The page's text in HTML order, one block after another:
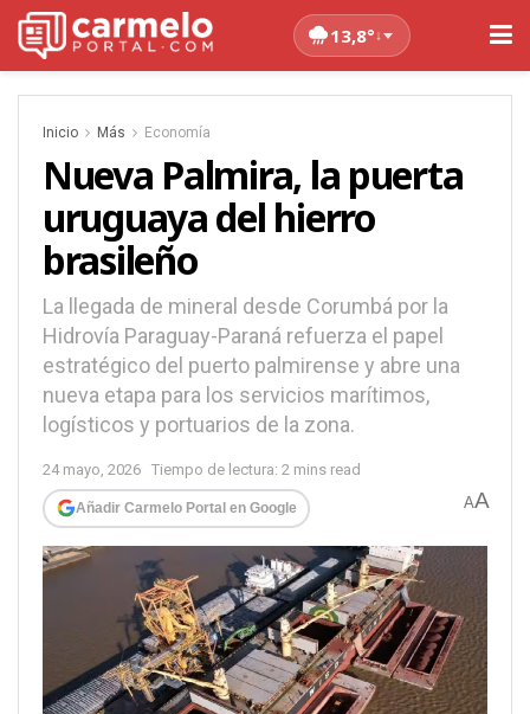
13,8°↓
Inicio Más Economía
Nueva Palmira, la puerta
uruguaya del hierro
brasileño
La llegada de mineral desde Corumbá por la
Hidrovía Paraguay-Paraná refuerza el papel
estratégico del puerto palmirense y abre una
nueva etapa para los servicios marítimos,
logísticos y portuarios de la zona.
24 mayo, 2026 Tiempo de lectura: 2 mins read
Añadir Carmelo Portal en Google AA